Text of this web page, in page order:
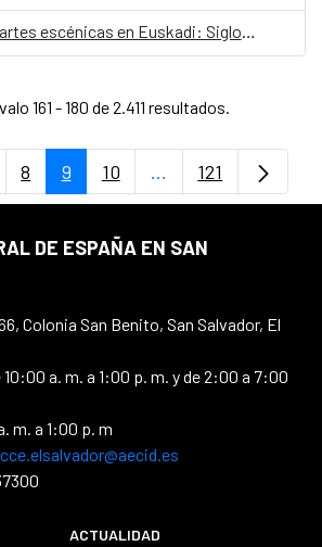
161 - 180 de 2.411 resultados.
intermedias Use TAB para
Página
8 Página
9 Página
10 ...PáginasPágina
121
DE ESPAÑA EN SAN
Colonia San Benito, San Salvador, El
a. m. a 1:00 p. m. y de 2:00 a 7:00
m. a 1:00 p. m
cce.elsalvador@aecid.es
ACTUALIDAD